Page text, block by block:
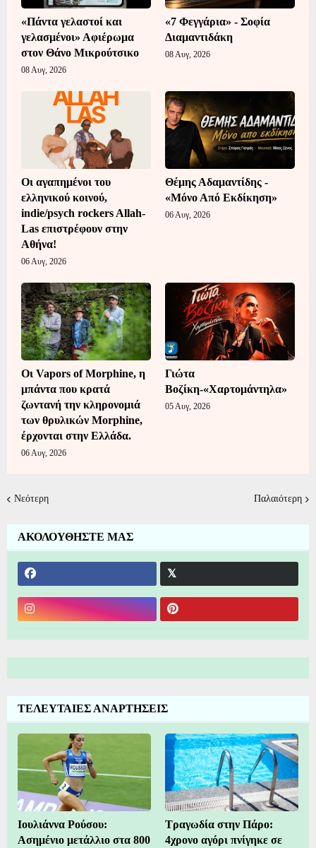
«Πάντα γελαστοί και
γελασμένοι» Αφιέρωμα
στον Θάνο Μικρούτσικο
08 Αυγ, 2026
«7 Φεγγάρια» - Σοφία
Διαμαντιδάκη
08 Αυγ, 2026
Οι αγαπημένοι του
ελληνικού κοινού,
indie/psych rockers Allah-
Las επιστρέφουν στην
Αθήνα!
06 Αυγ, 2026
Θέμης Αδαμαντίδης -
«Μόνο Από Εκδίκηση»
06 Αυγ, 2026
Οι Vapors of Morphine, η
μπάντα που κρατά
ζωντανή την κληρονομιά
των θρυλικών Morphine,
έρχονται στην Ελλάδα.
06 Αυγ, 2026
Γιώτα
Βοζίκη-«Χαρτομάντηλα»
05 Αυγ, 2026
Νεότερη Παλαιότερη
ΑΚΟΛΟΥΘΗΣΤΕ ΜΑΣ
ΤΕΛΕΥΤΑΙΕΣ ΑΝΑΡΤΗΣΕΙΣ
Ιουλιάννα Ρούσου:
Ασημένιο μετάλλιο στα 800
Τραγωδία στην Πάρο:
4χρονο αγόρι πνίγηκε σε